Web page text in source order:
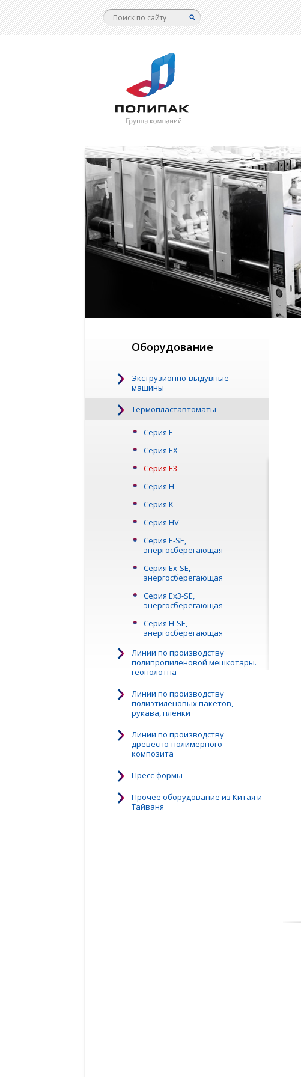
Оборудование
Экструзионно-выдувные
машины
Термопластавтоматы
Серия Е
Серия EX
Серия Е3
Серия Н
Серия K
Серия HV
Серия E-SE,
энергосберегающая
Серия Ex-SE,
энергосберегающая
Серия Ex3-SE,
энергосберегающая
Серия H-SE,
энергосберегающая
Линии по производству
полипропиленовой мешкотары.
геополотна
Линии по производству
полиэтиленовых пакетов,
рукава, пленки
Линии по производству
древесно-полимерного
композита
Пресс-формы
Прочее оборудование из Китая и
Тайваня